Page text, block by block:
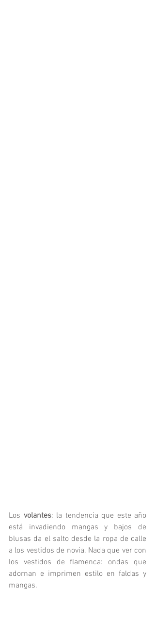
Los volantes: la tendencia que este año
está invadiendo mangas y bajos de
blusas da el salto desde la ropa de calle
a los vestidos de novia. Nada que ver con
los vestidos de flamenca: ondas que
adornan e imprimen estilo en faldas y
mangas.